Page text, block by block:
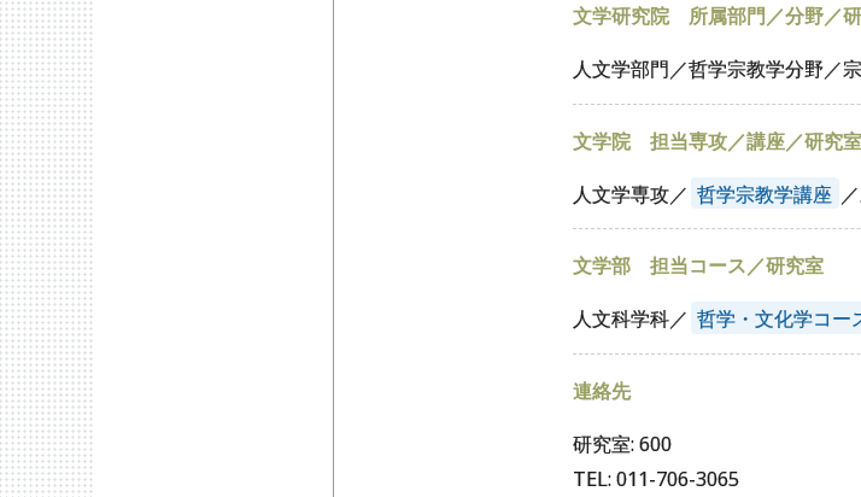
文学研究院 所属部門／分野／
人文学部門／哲学宗教学分野／
文学院 担当専攻／講座／研究室
人文学専攻／ 哲学宗教学講座
文学部 担当コース／研究室
人文科学科／ 哲学・文化学コー
連絡先
研究室: 600
TEL: 011-706-3065